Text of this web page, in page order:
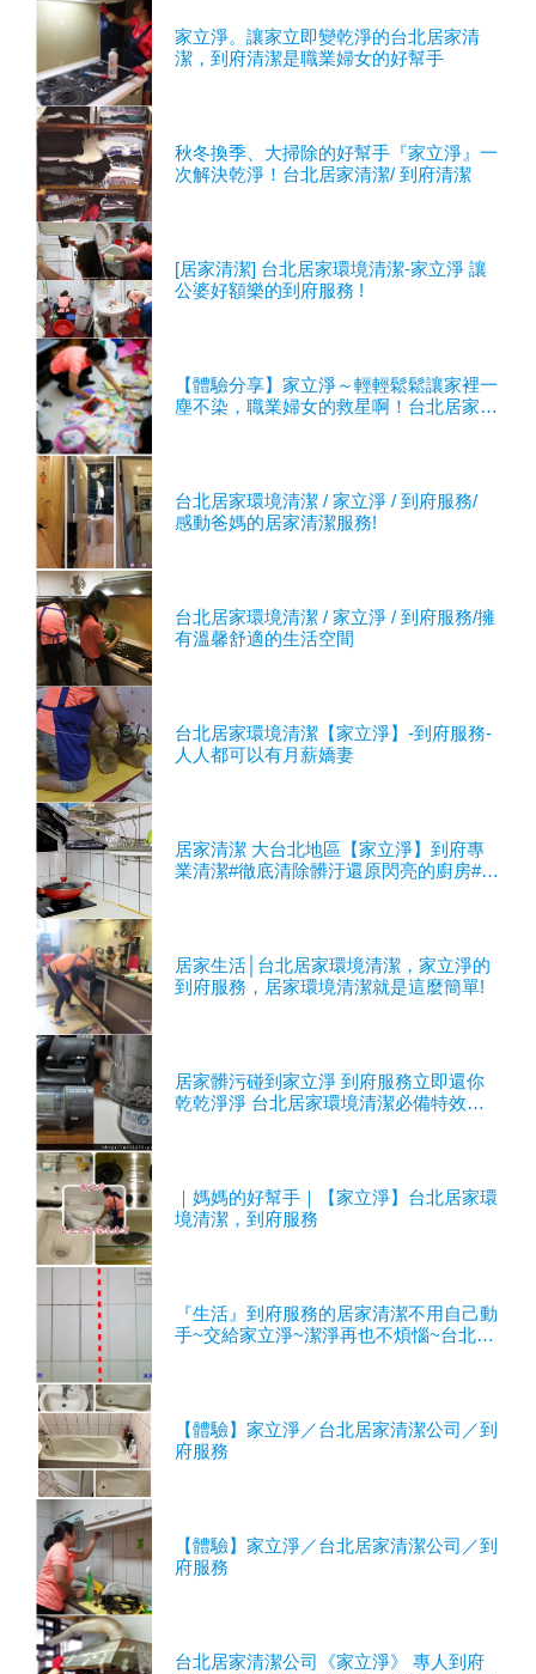
家立淨。讓家立即變乾淨的台北居家清
潔，到府清潔是職業婦女的好幫手
秋冬換季、大掃除的好幫手『家立淨』一
次解決乾淨！台北居家清潔/ 到府清潔
[居家清潔] 台北居家環境清潔-家立淨 讓
公婆好額樂的到府服務 !
【體驗分享】家立淨～輕輕鬆鬆讓家裡一
塵不染，職業婦女的救星啊！台北居家環
台北居家環境清潔 / 家立淨 / 到府服務/
感動爸媽的居家清潔服務!
台北居家環境清潔 / 家立淨 / 到府服務/擁
有溫馨舒適的生活空間
台北居家環境清潔【家立淨】-到府服務-
人人都可以有月薪嬌妻
居家清潔 大台北地區【家立淨】到府專
業清潔#徹底清除髒汙還原閃亮的廚房#台
居家生活│台北居家環境清潔，家立淨的
到府服務，居家環境清潔就是這麼簡單!
居家髒污碰到家立淨 到府服務立即還你
乾乾淨淨 台北居家環境清潔必備特效良
｜媽媽的好幫手｜【家立淨】台北居家環
境清潔，到府服務
『生活』到府服務的居家清潔不用自己動
手~交給家立淨~潔淨再也不煩惱~台北居
【體驗】家立淨／台北居家清潔公司／到
府服務
【體驗】家立淨／台北居家清潔公司／到
府服務
台北居家清潔公司《家立淨》 專人到府